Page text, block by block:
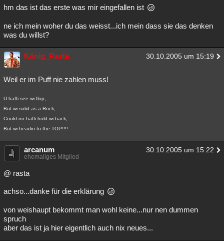
hm das ist das erste was mir eingefallen ist
ne ich mein woher du das weisst...ich mein dass sie das denken
was du willst?
König_Rasta 30.10.2005 um 15:19
Weil er im Puff nie zahlen muss!
U haffi see wi flop,
But wi solid as a Rock,
Could no haffi hold wi back,
But wi headin to the TOP!!!!
arcanum 30.10.2005 um 15:22
ehemaliges Mitglied
@ rasta
achso...danke für die erklärung
von weishaupt bekommt man wohl keine...nur nen dummen
spruch
aber das ist ja hier eigentlich auch nix neues...